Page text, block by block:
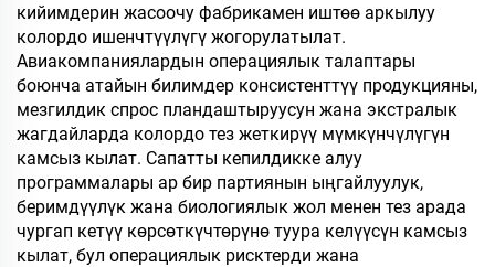
кийимдерин жасоочу фабрикамен иштөө аркылуу
колордо ишенчтүүлүгү жогорулатылат.
Авиакомпаниялардын операциялык талаптары
боюнча атайын билимдер консистенттүү продукцияны,
мезгилдик спрос пландаштыруусун жана экстралык
жагдайларда колордо тез жеткирүү мүмкүнчүлүгүн
камсыз кылат. Сапатты кепилдикке алуу
программалары ар бир партиянын ыңгайлуулук,
беримдүүлүк жана биологиялык жол менен тез арада
чургап кетүү көрсөткүчтөрүнө туура келүүсүн камсыз
кылат, бул операциялык рисктерди жана